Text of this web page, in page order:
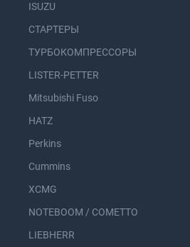
ISUZU
СТАРТЕРЫ
ТУРБОКОМПРЕССОРЫ
LISTER-PETTER
Mitsubishi Fuso
HATZ
Perkins
Cummins
XCMG
NOTEBOOM / COMETTO
LIEBHERR